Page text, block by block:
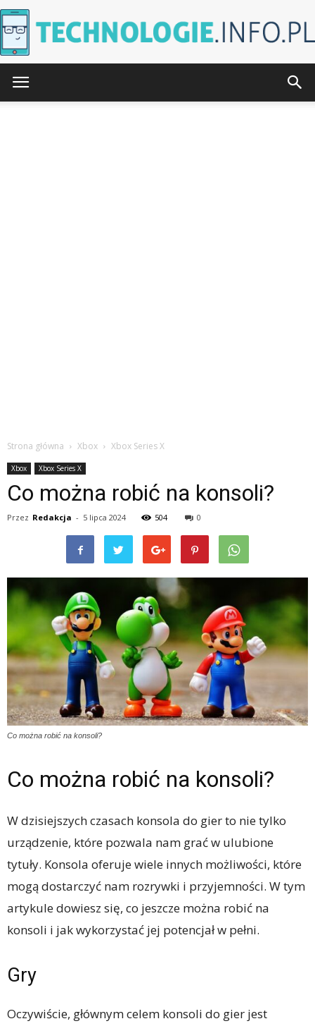
Strona główna Xbox Xbox Series X
Xbox Xbox Series X
Co można robić na konsoli?
Przez Redakcja - 5 lipca 2024 504 0
Co można robić na konsoli?
Co można robić na konsoli?
W dzisiejszych czasach konsola do gier to nie tylko
urządzenie, które pozwala nam grać w ulubione
tytuły. Konsola oferuje wiele innych możliwości, które
mogą dostarczyć nam rozrywki i przyjemności. W tym
artykule dowiesz się, co jeszcze można robić na
konsoli i jak wykorzystać jej potencjał w pełni.
Gry
Oczywiście, głównym celem konsoli do gier jest